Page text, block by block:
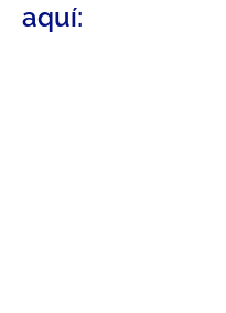
aquí: